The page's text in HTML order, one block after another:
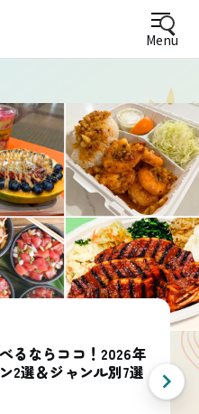
Menu
るならココ！2026年
2選＆ジャンル別7選